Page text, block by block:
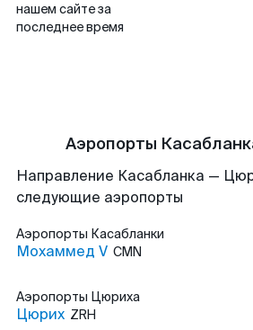
нашем сайте за
последнее время
Аэропорты
Направление Касабланка —
следующие аэропорты
Аэропорты Касабланки
Мохаммед V CMN
Аэропорты Цюриха
Цюрих ZRH